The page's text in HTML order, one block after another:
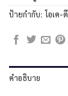
ป้ายกำกับ: โอเค-
คำอธิบาย